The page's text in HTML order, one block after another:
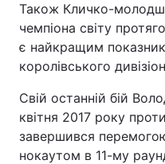
Також Кличко-
чемпіона світу
є найкращим
королівського
Свій останній бій
квітня 2017 року
завершився
нокаутом в 11-му